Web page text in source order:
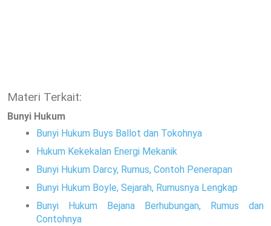
Materi Terkait:
Bunyi Hukum
Bunyi Hukum Buys Ballot dan Tokohnya
Hukum Kekekalan Energi Mekanik
Bunyi Hukum Darcy, Rumus, Contoh Penerapan
Bunyi Hukum Boyle, Sejarah, Rumusnya Lengkap
Bunyi Hukum Bejana Berhubungan, Rumus dan
Contohnya